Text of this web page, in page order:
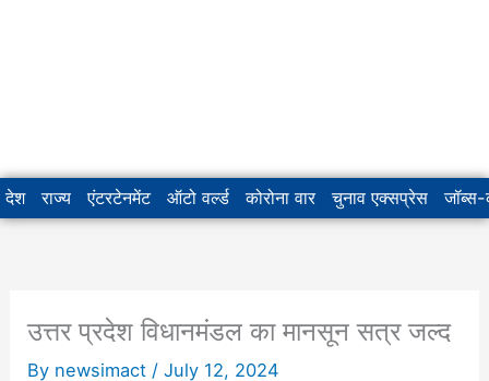
देश राज्य एंटरटेनमेंट ऑटो वर्ल्ड कोरोना वार चुनाव एक्सप्रेस जॉब्स-
उत्तर प्रदेश विधानमंडल का मानसून सत्र जल्द
By newsimact /July 12, 2024